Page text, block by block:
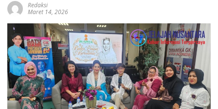
Redaksi
Maret 14, 2026